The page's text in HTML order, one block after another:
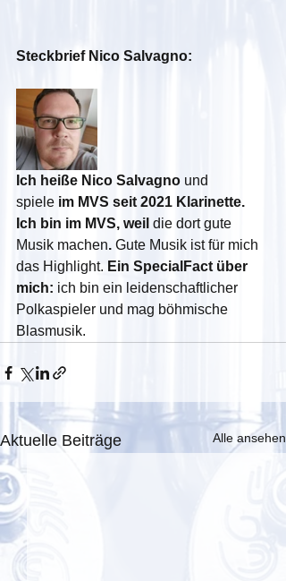
Steckbrief Nico Salvagno:
Ich heiße Nico Salvagno und
spiele im MVS seit 2021 Klarinette.
Ich bin im MVS, weil die dort gute
Musik machen. Gute Musik ist für mich
das Highlight. Ein SpecialFact über
mich: ich bin ein leidenschaftlicher
Polkaspieler und mag böhmische
Blasmusik.
Aktuelle Beiträge Alle ansehen